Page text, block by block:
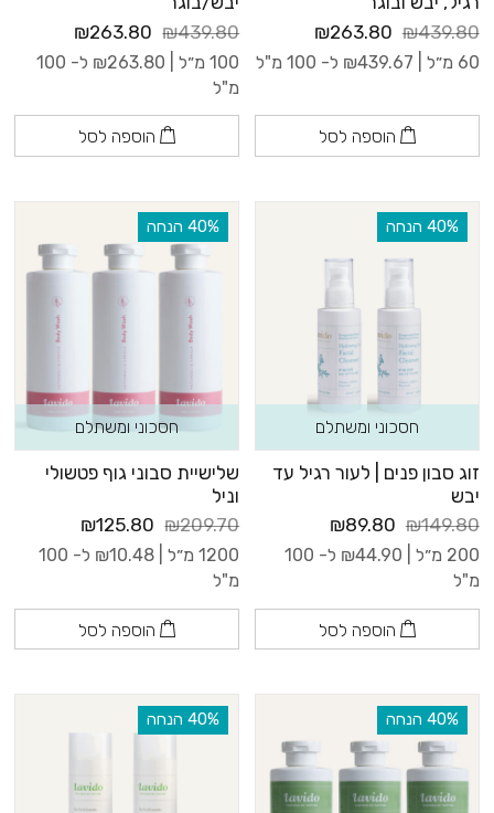
₪439.80
₪263.80
60 מ״ל | ₪439.67 ל- 100 מ"ל
הוספה לסל
₪439.80
₪263.80
100 מ״ל | ₪263.80
ל- 100
מ"ל
הוספה לסל
‫40% הנחה
חסכוני ומשתלם
זוג סבון פנים | לעור רגיל עד
יבש
₪149.80
₪89.80
200 מ״ל | ₪44.90
ל- 100
מ"ל
הוספה לסל
‫40% הנחה
חסכוני ומשתלם
שלישיית סבוני גוף פטשולי
וניל
₪209.70
₪125.80
1200 מ״ל | ₪10.48
ל- 100
מ"ל
הוספה לסל
‫40% הנחה ‫40% הנחה